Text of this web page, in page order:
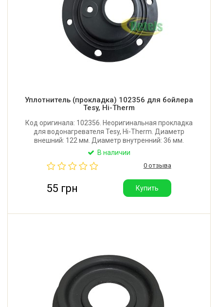
Уплотнитель (прокладка) 102356 для бойлера
Tesy, Hi-Therm
Код оригинала: 102356. Неоригинальная прокладка
для водонагревателя Tesy, Hi-Therm. Диаметр
внешний: 122 мм. Диаметр внутренний: 36 мм.
Диаметр отверстий: 9 мм. Производитель: Китай.
В наличии
0 отзыва
55 грн Купить